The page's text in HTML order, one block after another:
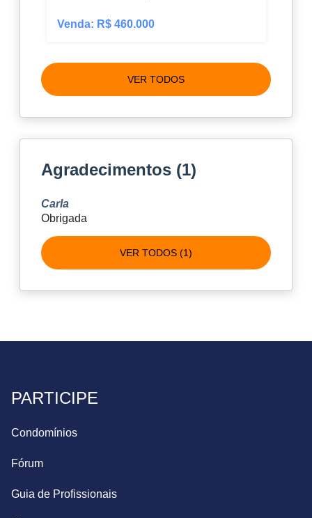
Venda: R$ 460.000
VER TODOS
Agradecimentos (1)
Carla
Obrigada
VER TODOS (1)
PARTICIPE
Condomínios
Fórum
Guia de Profissionais